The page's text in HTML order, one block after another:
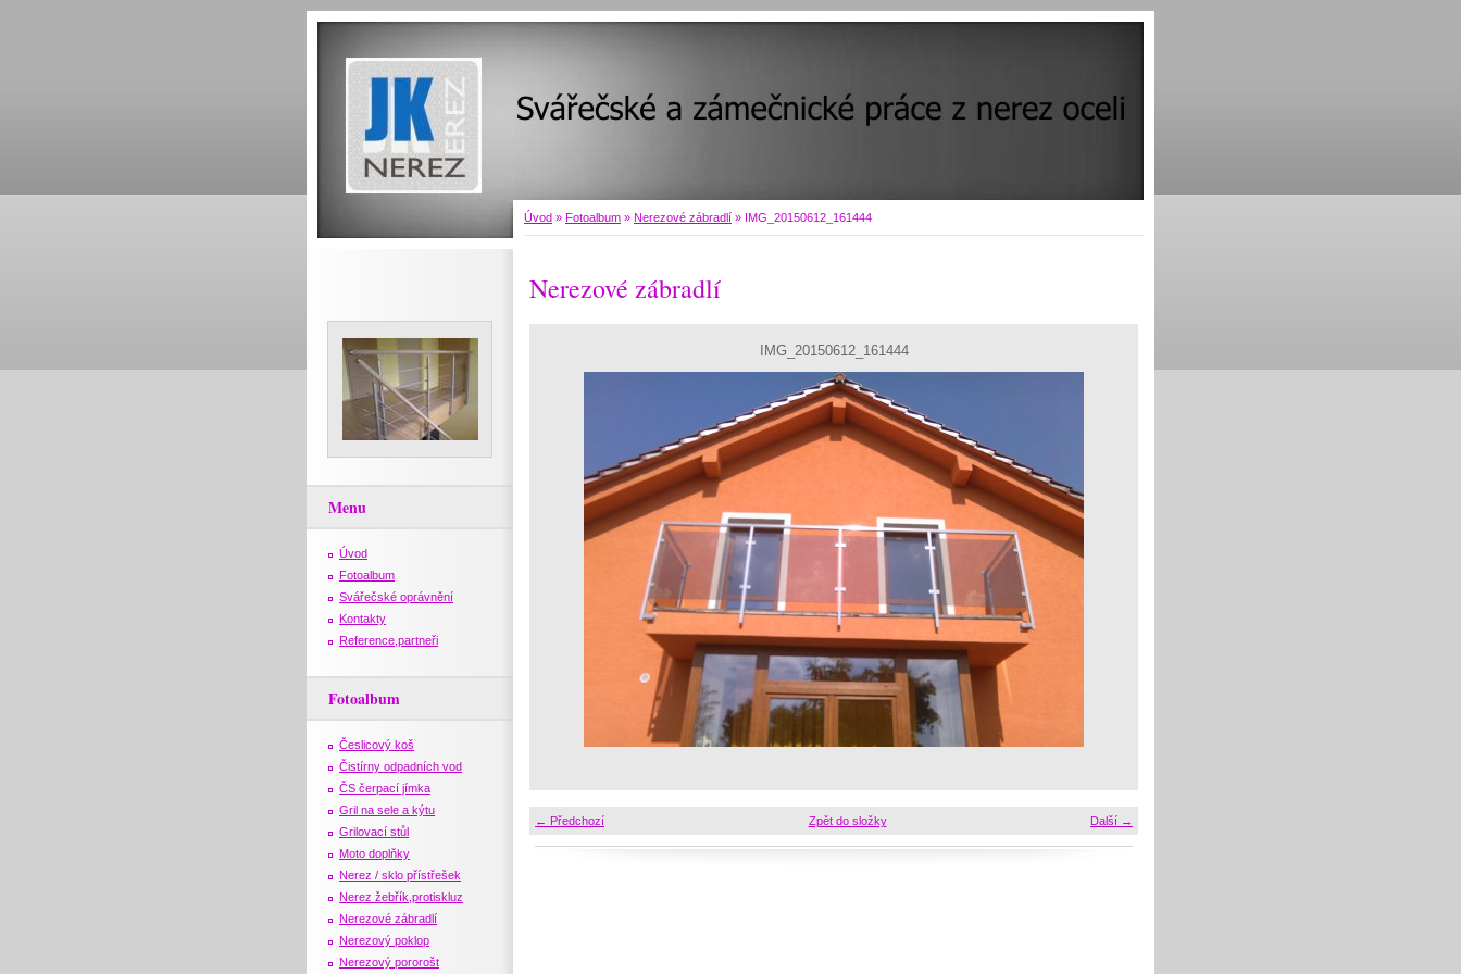
Úvod » Fotoalbum » Nerezové zábradlí » IMG_20150612_161444
Nerezové zábradlí
IMG_20150612_161444
← Předchozí Další →
Zpět do složky
Menu
Úvod
Fotoalbum
Svářečské oprávnění
Kontakty
Reference,partneři
Fotoalbum
Česlicový koš
Čistírny odpadních vod
ČS čerpací jímka
Gril na sele a kýtu
Grilovací stůl
Moto doplňky
Nerez / sklo přístřešek
Nerez žebřík,protiskluz
Nerezové zábradlí
Nerezový poklop
Nerezový pororošt